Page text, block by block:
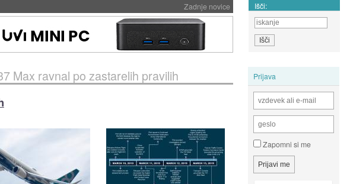
Zadnje novice Išči:
Prijava
Zapomni si me
Max ravnal po zastarelih pravilih